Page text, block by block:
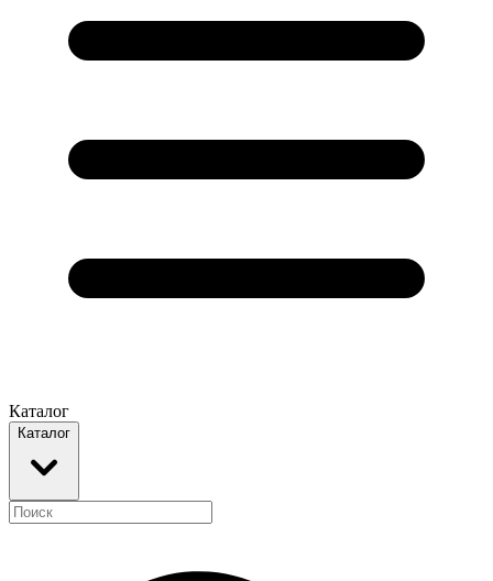
Каталог
Каталог